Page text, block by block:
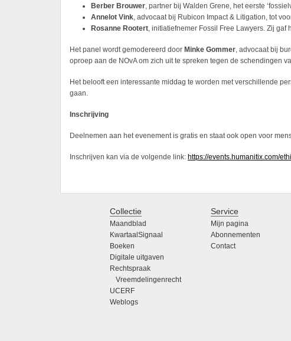
Berber Brouwer, partner bij Walden Grene, het eerste
Annelot Vink, advocaat bij Rubicon Impact & Litigation, tot
Rosanne Rootert, initiatiefnemer Fossil Free Lawyers. Zij
Het panel wordt gemodereerd door Minke Gommer, advocaat bij
oproep aan de NOvA om zich uit te spreken tegen de schendingen
Het belooft een interessante middag te worden met verschillende
gaan.
Inschrijving
Deelnemen aan het evenement is gratis en staat ook open voor
Inschrijven kan via de volgende link: https://events.humanitix.com/
Collectie
Maandblad
KwartaalSignaal
Boeken
Digitale uitgaven
Rechtspraak
Vreemdelingenrecht
UCERF
Weblogs
Service
Mijn pagina
Abonnementen
Contact